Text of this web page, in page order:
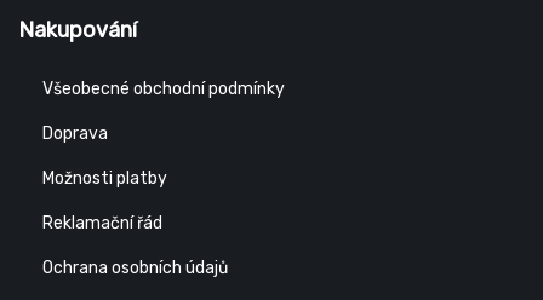
Nakupování
Všeobecné obchodní podmínky
Doprava
Možnosti platby
Reklamační řád
Ochrana osobních údajů